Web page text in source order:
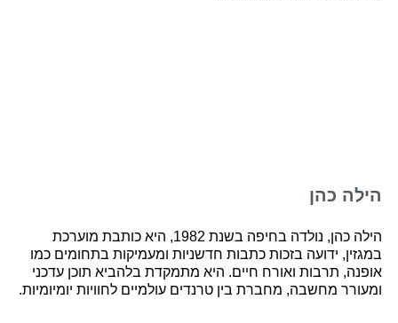
הילה כהן
הילה כהן, נולדה בחיפה בשנת 1982, היא כותבת מוערכת
במגזין, ידועה בזכות כתבות חדשניות ומעמיקות בתחומים כמו
אופנה, תרבות ואורח חיים. היא מתמקדת בלהביא תוכן עדכני
ומעורר מחשבה, מחברת בין טרנדים עולמיים לחוויות יומיומיות.